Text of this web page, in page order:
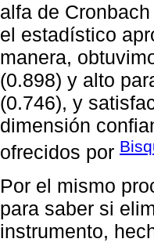
alfa de
el estadístico
manera,
(0.898) y alto
(0.746), y
dimensión
ofrecidos por
Por el mismo
para saber si
instrumento,